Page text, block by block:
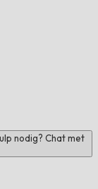
nodig? Chat met